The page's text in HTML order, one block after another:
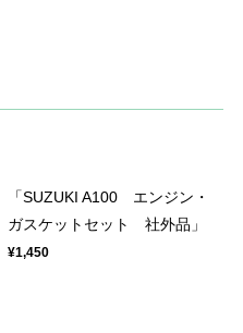
「SUZUKI A100 エンジン・
ガスケットセット 社外品」
¥1,450